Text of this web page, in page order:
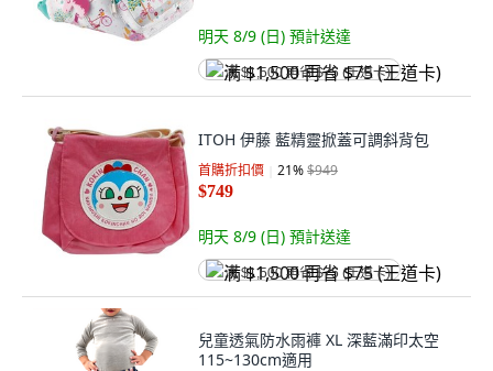
明天 8/9 (日) 預計送達
满 $1,500 再省 $75 (王道卡)
ITOH 伊藤 藍精靈掀蓋可調斜背包
首購折扣價 21%$949
$749
明天 8/9 (日) 預計送達
满 $1,500 再省 $75 (王道卡)
兒童透氣防水雨褲 XL 深藍滿印太空
115~130cm適用